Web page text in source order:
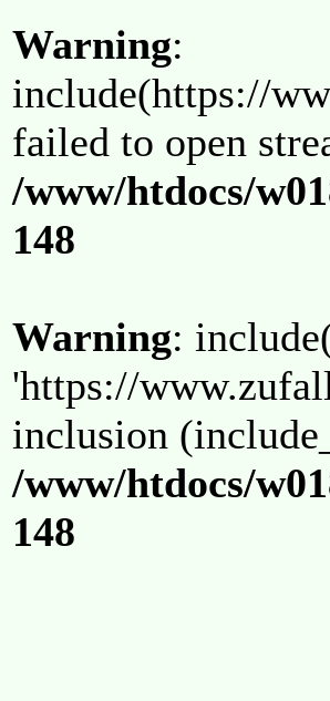
Warning:
include(https://
failed to open
/www/htdocs/
148
Warning:
'https://
inclusion
/www/htdocs/
148